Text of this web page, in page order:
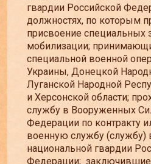
гвардии Российской
должностях, по которым
присвоение специальных
мобилизации;
специальной военной
Украины, Донецкой
Луганской Народной
и Херсонской области;
службу в Вооруженных
Федерации по контракту
военную службу (службу)
национальной гвардии
Федерации; заключившие